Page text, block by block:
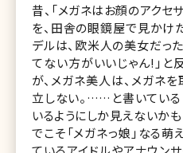
昔、「メガネはお顔のアクセ
を、田舎の眼鏡屋で見かけ
デルは、欧米人の美女だっ
てない方がいいじゃん!」と
が、メガネ美人は、メガネ
立しない。……と書いている
いるようにしか見えないか
でこそ「メガネっ娘」なる